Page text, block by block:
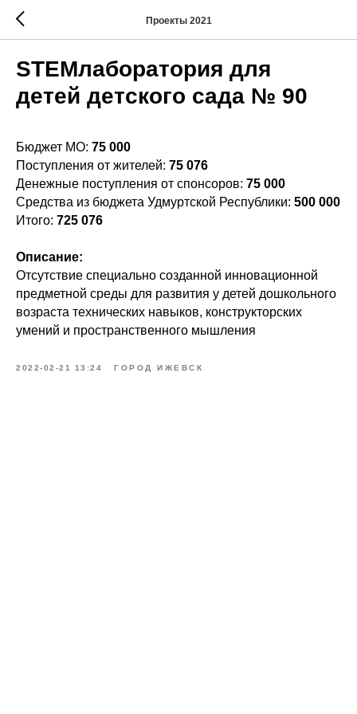
Проекты 2021
STEMлаборатория для
детей детского сада № 90
Бюджет МО: 75 000
Поступления от жителей: 75 076
Денежные поступления от спонсоров: 75 000
Средства из бюджета Удмуртской Республики: 500 000
Итого: 725 076
Описание:
Отсутствие специально созданной инновационной
предметной среды для развития у детей дошкольного
возраста технических навыков, конструкторских
умений и пространственного мышления
2022-02-21 13:24 ГОРОД ИЖЕВСК